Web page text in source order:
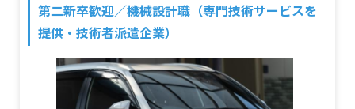
第二新卒歓迎／機械設計職（専門技術サービスを
提供・技術者派遣企業）